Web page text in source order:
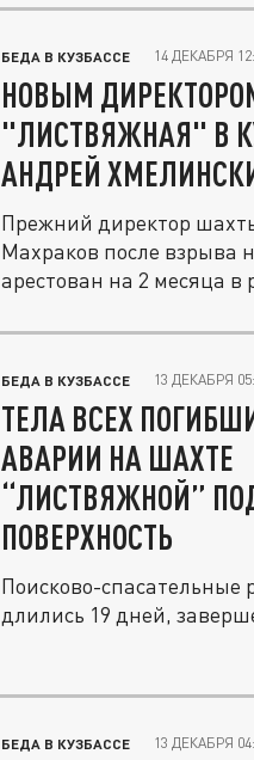
БЕДА В КУЗБАССЕ 14 ДЕКАБРЯ
НОВЫМ
"ЛИСТВЯЖНАЯ" В
АНДРЕЙ
Прежний директор
Махраков после взрыва
арестован на 2 месяца в
БЕДА В КУЗБАССЕ 13 ДЕКАБРЯ
ТЕЛА ВСЕХ
АВАРИИ НА ШАХТЕ
“ЛИСТВЯЖНОЙ”
ПОВЕРХНОСТЬ
Поисково-спасательные
длились 19 дней,
БЕДА В КУЗБАССЕ 13 ДЕКАБРЯ